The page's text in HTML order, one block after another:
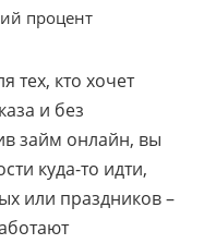
процент
тех, кто хочет
и без
займ онлайн, вы
куда-то идти,
или праздников –